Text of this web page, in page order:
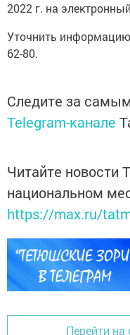
2022 г. на
Уточнить
62-80.
Следите за
Telegram-канале
Читайте новости
национальном
https://max.ru/
Перейти на